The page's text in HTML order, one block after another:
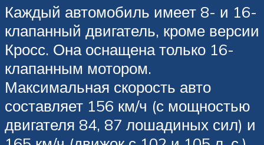
Каждый автомобиль имеет 8- и 16-
клапанный двигатель, кроме версии
Кросс. Она оснащена только 16-
клапанным мотором.
Максимальная скорость авто
составляет 156 км/ч (с мощностью
двигателя 84, 87 лошадиных сил) и